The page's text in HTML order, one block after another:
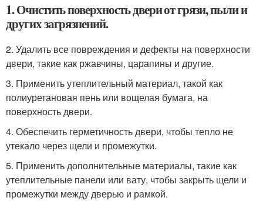
1. Очистить поверхность двери от грязи, пыли и
других загрязнений.
2. Удалить все повреждения и дефекты на поверхности
двери, такие как ржавчины, царапины и другие.
3. Применить утеплительный материал, такой как
полиуретановая пень или вощелая бумага, на
поверхность двери.
4. Обеспечить герметичность двери, чтобы тепло не
утекало через щели и промежутки.
5. Применить дополнительные материалы, такие как
утеплительные панели или вату, чтобы закрыть щели и
промежутки между дверью и рамкой.